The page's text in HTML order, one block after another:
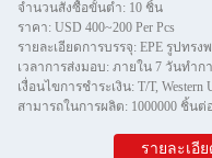
จำนวนสั่งซื้อขั้นต่ำ: 10 ชิ้น
ราคา: USD 400~200 Per Pcs
รายละเอียดการบรรจุ: EPE รูปทรง
เวลาการส่งมอบ: ภายใน 7 วันทําก
เงื่อนไขการชำระเงิน: T/T, Western
สามารถในการผลิต: 1000000 ชิ้นต่
รายละเอีย